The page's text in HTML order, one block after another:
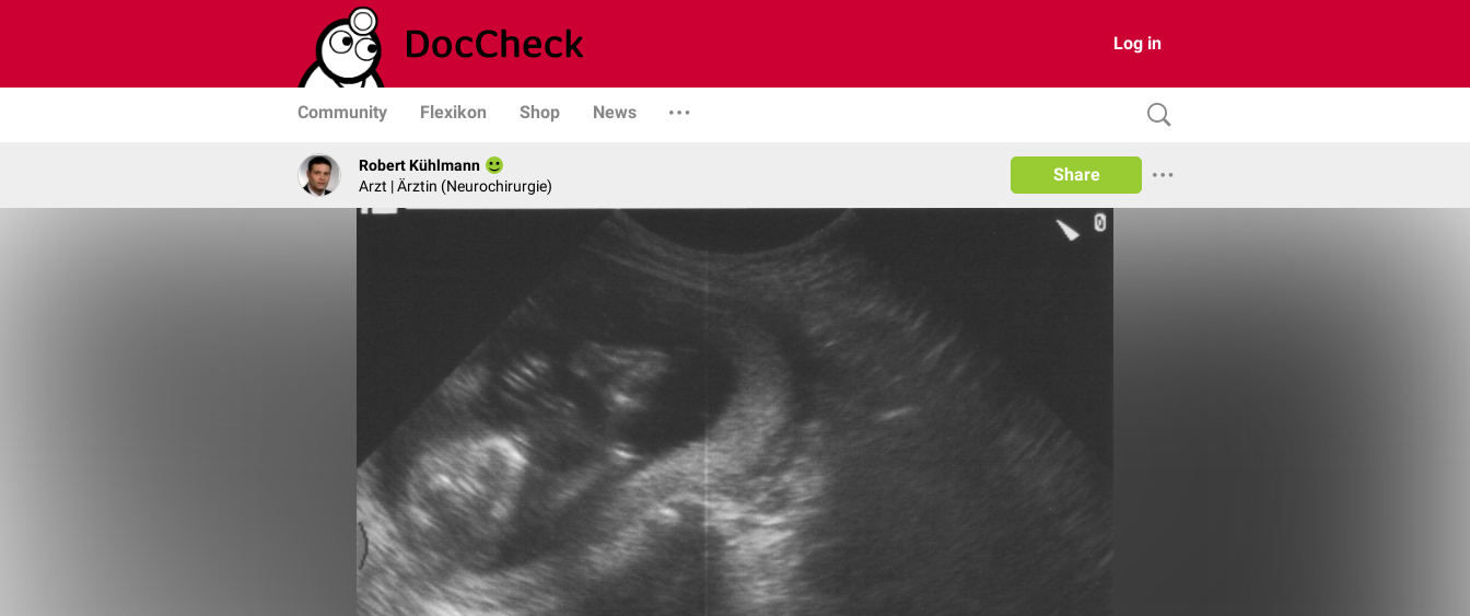
Log in
Community Flexikon Shop News
Robert Kühlmann
Arzt | Ärztin (Neurochirurgie)
Share